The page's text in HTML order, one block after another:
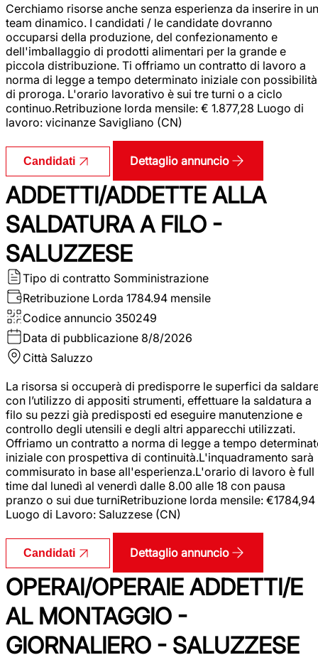
Cerchiamo risorse anche senza esperienza da inserire in un
team dinamico. I candidati / le candidate dovranno
occuparsi della produzione, del confezionamento e
dell'imballaggio di prodotti alimentari per la grande e
piccola distribuzione. Ti offriamo un contratto di lavoro a
norma di legge a tempo determinato iniziale con possibilità
di proroga. L'orario lavorativo è sui tre turni o a ciclo
continuo.Retribuzione lorda mensile: € 1.877,28 Luogo di
lavoro: vicinanze Savigliano (CN)
Candidati Dettaglio annuncio
ADDETTI/ADDETTE ALLA
SALDATURA A FILO -
SALUZZESE
Tipo di contratto Somministrazione
Retribuzione Lorda 1784.94 mensile
Codice annuncio 350249
Data di pubblicazione 8/8/2026
Città Saluzzo
La risorsa si occuperà di predisporre le superfici da
con l’utilizzo di appositi strumenti, effettuare la saldatura a
filo su pezzi già predisposti ed eseguire manutenzione e
controllo degli utensili e degli altri apparecchi utilizzati.
Offriamo un contratto a norma di legge a tempo
iniziale con prospettiva di continuità.L'inquadramento sarà
commisurato in base all'esperienza.L'orario di lavoro è full
time dal lunedì al venerdì dalle 8.00 alle 18 con pausa
pranzo o sui due turniRetribuzione lorda mensile: €1784,94
Luogo di Lavoro: Saluzzese (CN)
Candidati Dettaglio annuncio
OPERAI/OPERAIE ADDETTI/E
AL MONTAGGIO -
GIORNALIERO - SALUZZESE